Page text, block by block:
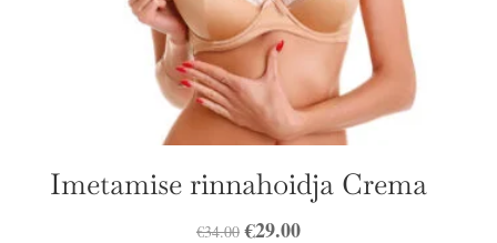
Imetamise rinnahoidja Crema
€34.00 Algne
€29.00Praegune